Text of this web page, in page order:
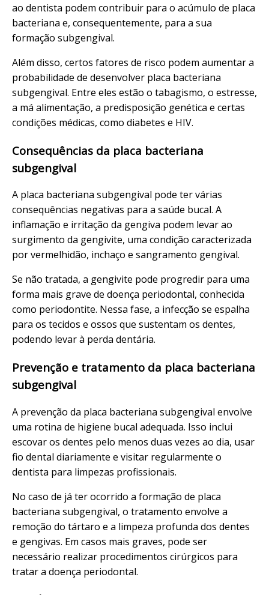
ao dentista podem contribuir para o acúmulo de placa
bacteriana e, consequentemente, para a sua
formação subgengival.
Além disso, certos fatores de risco podem aumentar a
probabilidade de desenvolver placa bacteriana
subgengival. Entre eles estão o tabagismo, o estresse,
a má alimentação, a predisposição genética e certas
condições médicas, como diabetes e HIV.
Consequências da placa bacteriana
subgengival
A placa bacteriana subgengival pode ter várias
consequências negativas para a saúde bucal. A
inflamação e irritação da gengiva podem levar ao
surgimento da gengivite, uma condição caracterizada
por vermelhidão, inchaço e sangramento gengival.
Se não tratada, a gengivite pode progredir para uma
forma mais grave de doença periodontal, conhecida
como periodontite. Nessa fase, a infecção se espalha
para os tecidos e ossos que sustentam os dentes,
podendo levar à perda dentária.
Prevenção e tratamento da placa bacteriana
subgengival
A prevenção da placa bacteriana subgengival envolve
uma rotina de higiene bucal adequada. Isso inclui
escovar os dentes pelo menos duas vezes ao dia, usar
fio dental diariamente e visitar regularmente o
dentista para limpezas profissionais.
No caso de já ter ocorrido a formação de placa
bacteriana subgengival, o tratamento envolve a
remoção do tártaro e a limpeza profunda dos dentes
e gengivas. Em casos mais graves, pode ser
necessário realizar procedimentos cirúrgicos para
tratar a doença periodontal.